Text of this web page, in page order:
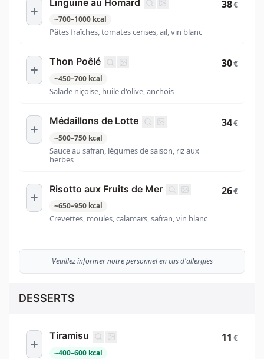
~700–1000 kcal
Pâtes fraîches, tomates cerises, ail, vin blanc
38€
Thon Poêlé
~450–700 kcal
Salade niçoise, huile d'olive, anchois
30€
Médaillons de Lotte
~500–750 kcal
Sauce au safran, légumes de saison, riz aux
herbes
34€
Risotto aux Fruits de Mer
~650–950 kcal
Crevettes, moules, calamars, safran, vin blanc
26€
Veuillez informer notre personnel en cas d'allergies
DESSERTS
Tiramisu
~400–600 kcal
11 €